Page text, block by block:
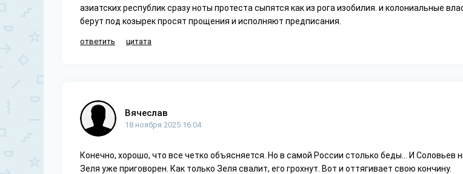
азиатских республик сразу ноты протеста сыпятся как из рога изобилия. и колониальные
берут под козырек просят прощения и исполняют предписания.
ответить цитата
Вячеслав
18 ноября 2025 16:04
Конечно, хорошо, что все четко объясняется. Но в самой России столько беды... И Соловьев
Зеля уже приговорен. Как только Зеля свалит, его грохнут. Вот и оттягивает свою кончину.